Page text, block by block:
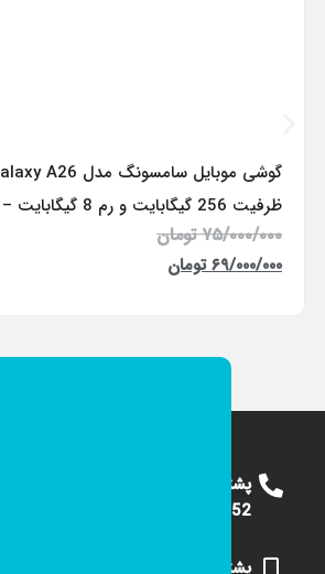
ظرفیت 256 گیگابایت و رم 8 گیگابایت – ویتنام
۷۵/۰۰۰/۰۰۰ تومان
۶۹/۰۰۰/۰۰۰ تومان
پشتیبانی
09124375652